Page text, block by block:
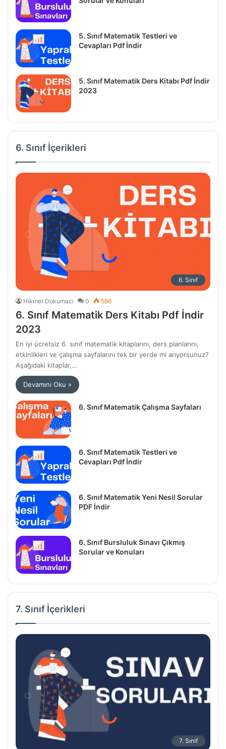
5. Sınıf Matematik Testleri ve
Cevapları Pdf İndir
5. Sınıf Matematik Ders Kitabı Pdf İndir
2023
6. Sınıf İçerikleri
6. Sınıf
Hikmet Dokumacı 0 586
6. Sınıf Matematik Ders Kitabı Pdf İndir
2023
En iyi ücretsiz 6. sınıf matematik kitaplarını, ders planlarını,
etkinlikleri ve çalışma sayfalarını tek bir yerde mi arıyorsunuz?
Aşağıdaki kitaplar,…
Devamını Oku »
6. Sınıf Matematik Çalışma Sayfaları
6. Sınıf Matematik Testleri ve
Cevapları Pdf İndir
6. Sınıf Matematik Yeni Nesil Sorular
PDF İndir
6. Sınıf Bursluluk Sınavı Çıkmış
Sorular ve Konuları
7. Sınıf İçerikleri
7. Sınıf